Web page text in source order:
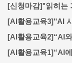
[신청마감]"읽히는
[AI활용교육3]"AI
[AI활용교육2]“AI
[AI활용교육1]“AI